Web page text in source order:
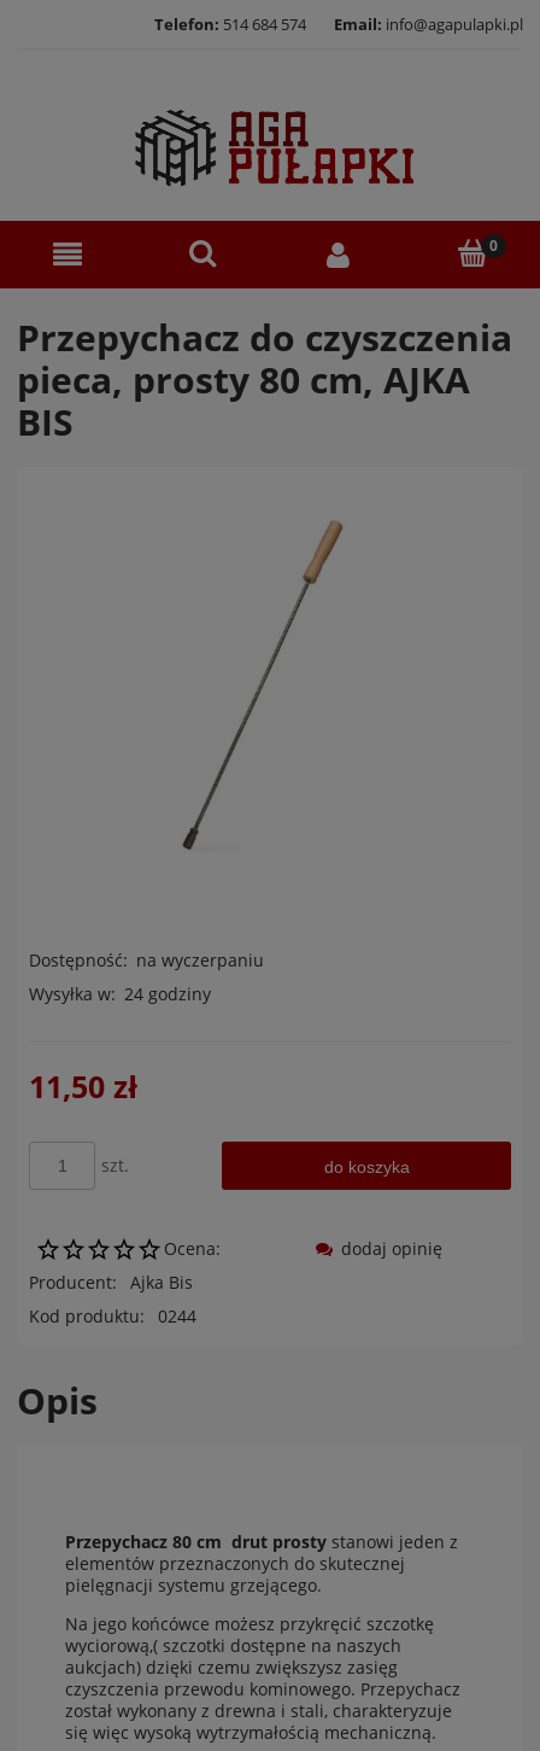
Telefon: 514 684 574 Email: info@agapulapki.pl
Przepychacz do czyszczenia
pieca, prosty 80 cm, AJKA
BIS
Dostępność: na wyczerpaniu
Wysyłka w: 24 godziny
11,50 zł
szt. do koszyka
Ocena:
Producent:
Ajka Bis
Kod produktu:
0244
dodaj opinię
Opis
Przepychacz 80 cm drut prosty stanowi jeden z
elementów przeznaczonych do skutecznej
pielęgnacji systemu grzejącego.
Na jego końcówce możesz przykręcić szczotkę
wyciorową,( szczotki dostępne na naszych
aukcjach) dzięki czemu zwiększysz zasięg
czyszczenia przewodu kominowego. Przepychacz
został wykonany z drewna i stali, charakteryzuje
się więc wysoką wytrzymałością mechaniczną.